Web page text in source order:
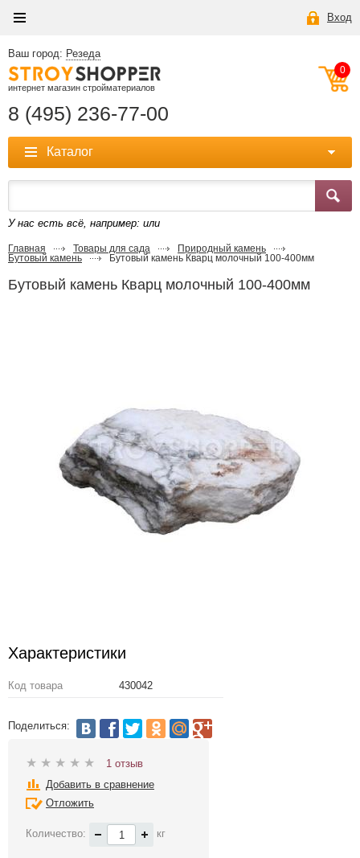
Вход
Ваш город: Резеда
интернет магазин стройматериалов
8 (495) 236-77-00
0
Каталог
У нас есть всё, например: или
Главная Товары для сада
Природный камень
Бутовый камень
Бутовый камень Кварц молочный 100-400мм
Бутовый камень Кварц молочный 100-400мм
Характеристики
Код товара 430042
Поделиться:
1 отзыв
Добавить в сравнение
Отложить
Количество: кг